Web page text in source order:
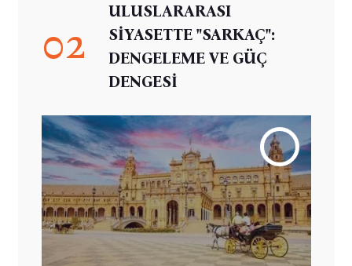
02
ULUSLARARASI
SİYASETTE "SARKAÇ":
DENGELEME VE GÜÇ
DENGESİ